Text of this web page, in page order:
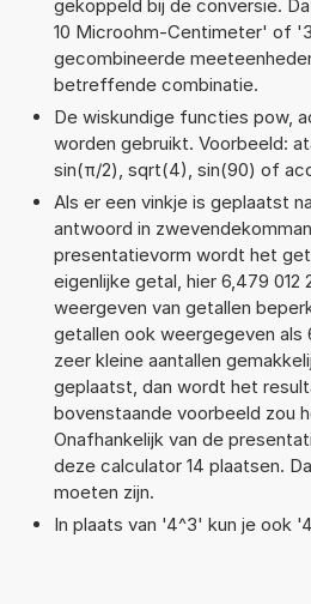
gekoppeld bij de conversie.
10 Microohm-Centimeter' of
gecombineerde
betreffende combinatie.
De wiskundige functies pow,
worden gebruikt. Voorbeeld:
sin(π/2), sqrt(4), sin(90) of
Als er een vinkje is geplaatst
antwoord in
presentatievorm wordt het
eigenlijke getal, hier 6,479
weergeven van getallen
getallen ook weergegeven als
zeer kleine aantallen
geplaatst, dan wordt het
bovenstaande voorbeeld zou
Onafhankelijk van de
deze calculator 14 plaatsen.
moeten zijn.
In plaats van '4^3' kun je ook